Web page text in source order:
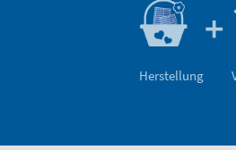
Herstellung